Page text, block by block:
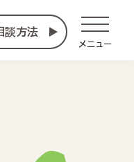
メニュー
談方法